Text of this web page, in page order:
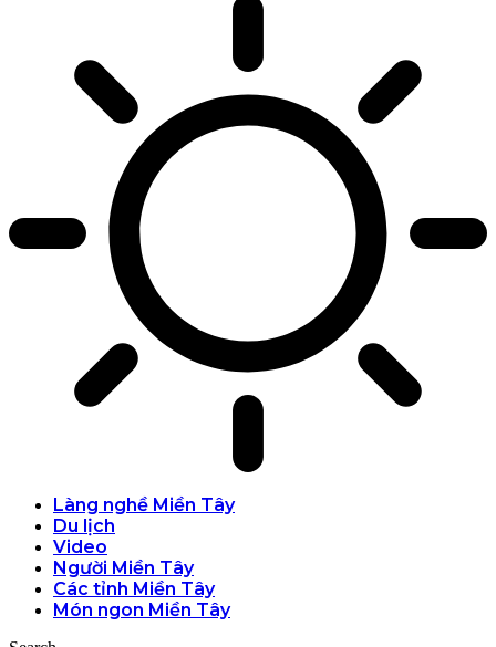
Làng nghề Miền Tây
Du lịch
Video
Người Miền Tây
Các tỉnh Miền Tây
Món ngon Miền Tây